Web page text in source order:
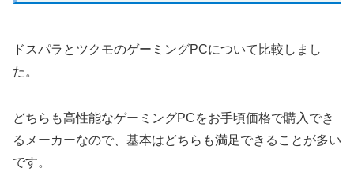
ドスパラとツクモのゲーミングPCについて比較しまし
た。
どちらも高性能なゲーミングPCをお手頃価格で購入でき
るメーカーなので、基本はどちらも満足できることが多い
です。